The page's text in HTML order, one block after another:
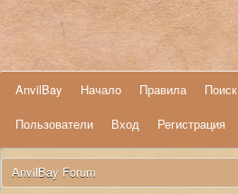
AnvilBay Начало Правила Поиск
Пользователи
Вход Регистрация
AnvilBay Forum